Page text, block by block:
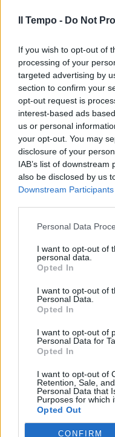
Il Tempo - Do Not
If you wish to opt-out of
processing of your
targeted advertising by
section to confirm your
opt-out request is
interest-based ads
us or personal
your opt-out. You may
disclosure of your
IAB’s list of
also be disclosed by us
Downstream Participants
Personal Data
I want to opt-out of
personal data.
Opted In
I want to opt-out of
Personal Data.
Opted In
I want to opt-out of
Personal Data for
Opted In
I want to opt-out of
Retention, Sale,
Personal Data that
Purposes for which
Opted Out
CONFIRM
proprietario di un
giardino
laziale e di un
160 metri quadrati
grava però
Ma nelle
anche curiosità e
sottosegretario
Roma del Reale
ministro per gli
Milanesi spiega
come automobile
al Ministero.
Nokia E51 e un
invece la sua
che spiega che il
«dipenderà dalla
compenso
16.234 euro. Ma
mettere online le
possedute: un
ristrutturato ad
Granes.